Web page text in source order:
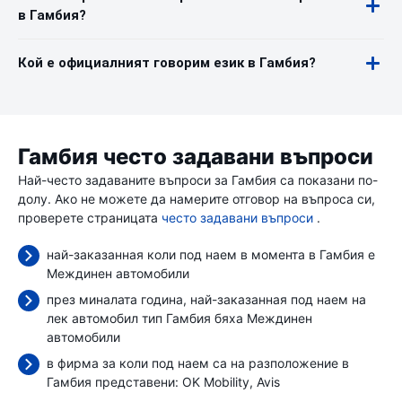
в Гамбия?
Кой е официалният говорим език в Гамбия?
Гамбия често задавани въпроси
Най-често задаваните въпроси за Гамбия са показани по-
долу. Ако не можете да намерите отговор на въпроса си,
проверете страницата често задавани въпроси .
най-заказанная коли под наем в момента в Гамбия е
Междинен автомобили
през миналата година, най-заказанная под наем на
лек автомобил тип Гамбия бяха Междинен
автомобили
в фирма за коли под наем са на разположение в
Гамбия представени: OK Mobility Avis